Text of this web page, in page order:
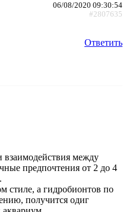
06/08/2020 09:30:54
#2807635
Ответить
взаимодействия между
предпочтения от 2 до 4
стиле, а гидробионтов по
получится одиг